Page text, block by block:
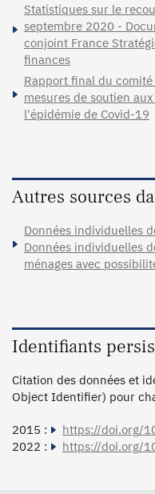
Statistiques sur le
septembre 2020 -
conjoint France
finances
Rapport final du comité
mesures de soutien
l'épidémie de Covid-19
Autres sources
Données individuelles
Données individuelles
ménages avec
Identifiants
Citation des données et
Object Identifier) pour
2015 :
https://doi.org/
2022 :
https://doi.org/